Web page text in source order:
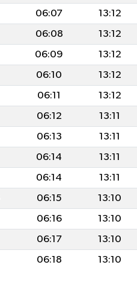
06:07 13:12
06:08 13:12
06:09 13:12
06:10 13:12
06:11 13:12
06:12 13:11
06:13 13:11
06:14 13:11
06:14 13:11
06:15 13:10
06:16 13:10
06:17 13:10
06:18 13:10